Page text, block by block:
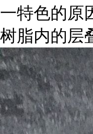
一特色的原
树脂内的层